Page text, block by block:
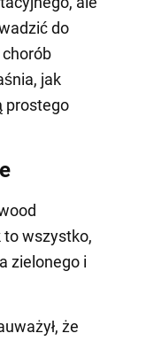
do
jak
prostego
to wszystko,
zielonego i
że